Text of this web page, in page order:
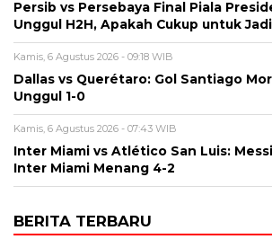
Persib vs Persebaya Final Piala
Unggul H2H, Apakah Cukup untuk Jadi
Kamis, 6 Agustus 2026 - 09:18 WIB
Dallas vs Querétaro: Gol Santiago
Unggul 1-0
Kamis, 6 Agustus 2026 - 07:43 WIB
Inter Miami vs Atlético San Luis:
Inter Miami Menang 4-2
BERITA TERBARU